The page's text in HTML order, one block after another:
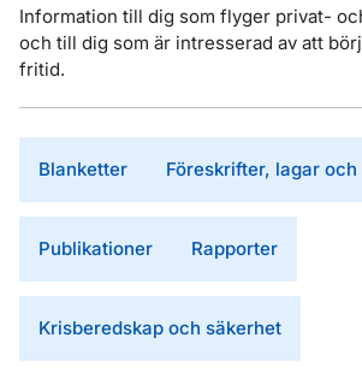
Information till dig som flyger privat-
och till dig som är intresserad av att
fritid.
Blanketter Föreskrifter, lagar
Publikationer Rapporter
Krisberedskap och säkerhet